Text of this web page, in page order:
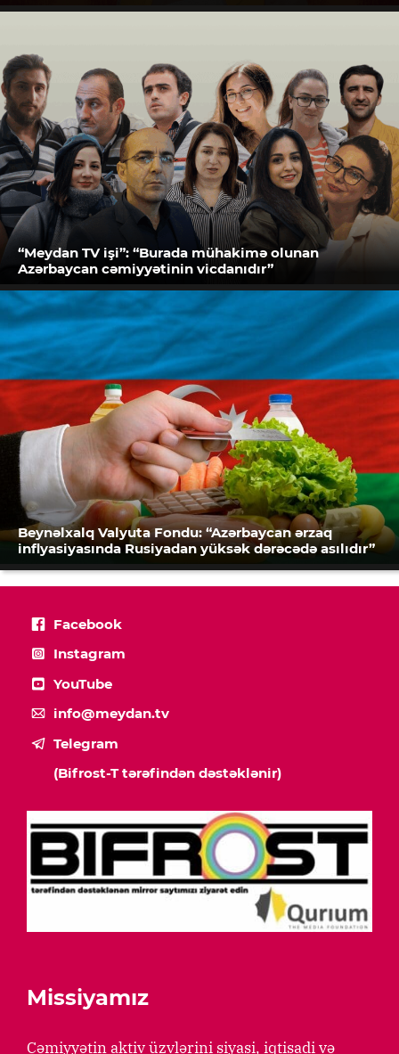
“Meydan TV işi”: “Burada mühakimə olunan
Azərbaycan cəmiyyətinin vicdanıdır”
Beynəlxalq Valyuta Fondu: “Azərbaycan ərzaq
inflyasiyasında Rusiyadan yüksək dərəcədə asılıdır”
Facebook
Instagram
YouTube
info@meydan.tv
Telegram
(Bifrost-T tərəfindən dəstəklənir)
Missiyamız
Cəmiyyətin aktiv üzvlərini siyasi, iqtisadi və